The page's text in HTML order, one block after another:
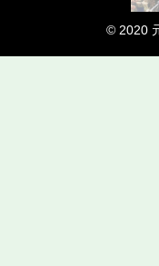
© 2020